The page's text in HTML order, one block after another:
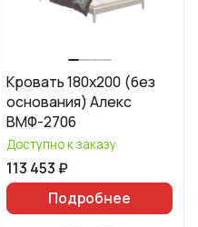
Кровать 180х200 (без
основания) Алекс
ВМФ-2706
Доступно к заказу
113 453 ₽
Подробнее